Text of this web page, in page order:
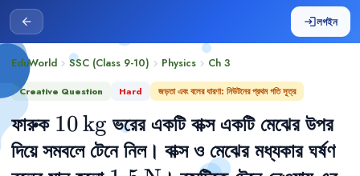
arrow_back loginলগইন
EduWorld chevron_right SSC (Class 9-10) chevron_right Physics chevron_right Ch 3
Creative Question Hard জড়তা এবং বলের ধারণা: নিউটনের প্রথম গতি সূত্র
ফারুক 10\,\text{kg}
10kg ভরের একটি বাক্স একটি মেঝের উপর
দিয়ে সমবলে টেনে নিল। বাক্স ও মেঝের মধ্যকার ঘর্ষণ